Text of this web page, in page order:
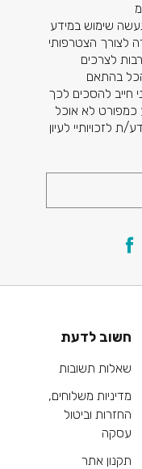
שימוש במידע
לצורך הצטרפותי
לצרכים
בהתאם
חייב להסכים לכך
כמפורט לא אוכל
לזכויותיי לעיון
חשוב לדעת
שאלות תשובות
מדיניות משלוחים,
החזרות וביטול
עסקה
תקנון אתר